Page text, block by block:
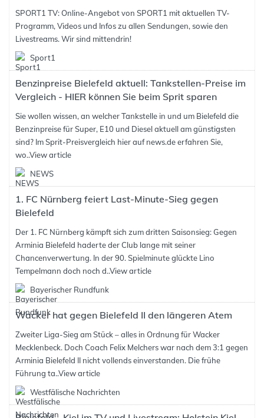
SPORT1 TV: Online-Angebot von SPORT1 mit aktuellen TV-
Programm, Videos und Infos zu allen Sendungen, sowie den
Livestreams. Wir sind mittendrin!
Sport1
Benzinpreise Bielefeld aktuell: Tankstellen-Preise im
Vergleich - HIER können Sie beim Sprit sparen
Sie wollen wissen, an welcher Tankstelle in und um Bielefeld die
Benzinpreise für Super, E10 und Diesel aktuell am günstigsten
sind? Im Sprit-Preisvergleich hier auf news.de erfahren Sie,
wo..View article
NEWS
1. FC Nürnberg feiert Last-Minute-Sieg gegen
Bielefeld
Der 1. FC Nürnberg kämpft sich zum dritten Saisonsieg: Gegen
Arminia Bielefeld haderte der Club lange mit seiner
Chancenverwertung. In der 90. Spielminute glückte Lino
Tempelmann doch noch d..View article
Bayerischer Rundfunk
Wacker hat gegen Bielefeld II den längeren Atem
Zweiter Liga-Sieg am Stück – alles in Ordnung für Wacker
Mecklenbeck. Doch Coach Felix Melchers war nach dem 3:1 gegen
Arminia Bielefeld II nicht vollends einverstanden. Die frühe
Führung ta..View article
Westfälische Nachrichten